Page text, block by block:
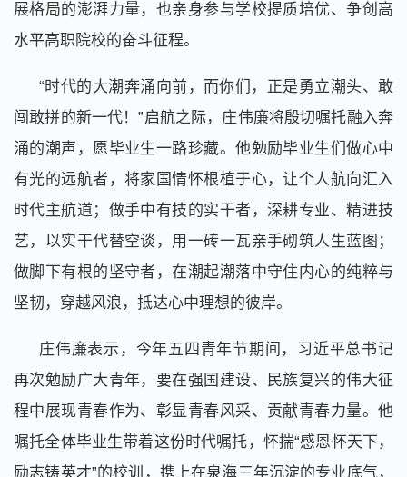
展格局的澎湃力量，也亲身参与学校提质培优、争创高
水平高职院校的奋斗征程。
“时代的大潮奔涌向前，而你们，正是勇立潮头、敢
闯敢拼的新一代！”启航之际，庄伟廉将殷切嘱托融入奔
涌的潮声，愿毕业生一路珍藏。他勉励毕业生们做心中
有光的远航者，将家国情怀根植于心，让个人航向汇入
时代主航道；做手中有技的实干者，深耕专业、精进技
艺，以实干代替空谈，用一砖一瓦亲手砌筑人生蓝图；
做脚下有根的坚守者，在潮起潮落中守住内心的纯粹与
坚韧，穿越风浪，抵达心中理想的彼岸。
庄伟廉表示，今年五四青年节期间，习近平总书记
再次勉励广大青年，要在强国建设、民族复兴的伟大征
程中展现青春作为、彰显青春风采、贡献青春力量。他
嘱托全体毕业生带着这份时代嘱托，怀揣“感恩怀天下，
励志铸英才”的校训，携上在泉海三年沉淀的专业底气，